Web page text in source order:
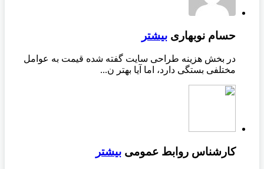
حسام نوبهاری بیشتر
در بخش هزینه طراحی سایت گفته شده قیمت به عوامل
مختلفی بستگی دارد، اما آیا بهتر ن...
کارشناس روابط عمومی بیشتر